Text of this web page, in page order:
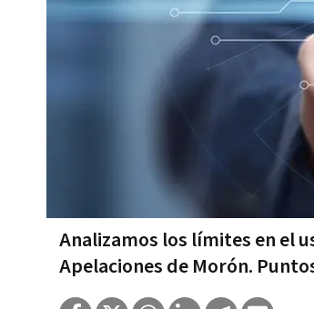
Analizamos los límites en el
Apelaciones de Morón.